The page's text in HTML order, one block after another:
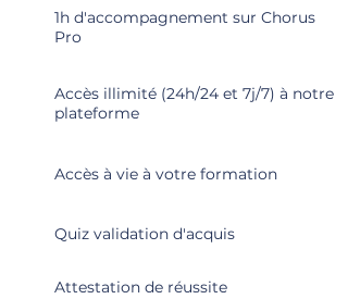
1h d'accompagnement sur Chorus
Pro
Accès illimité (24h/24 et 7j/7) à notre
plateforme
Accès à vie à votre formation
Quiz validation d'acquis
Attestation de réussite